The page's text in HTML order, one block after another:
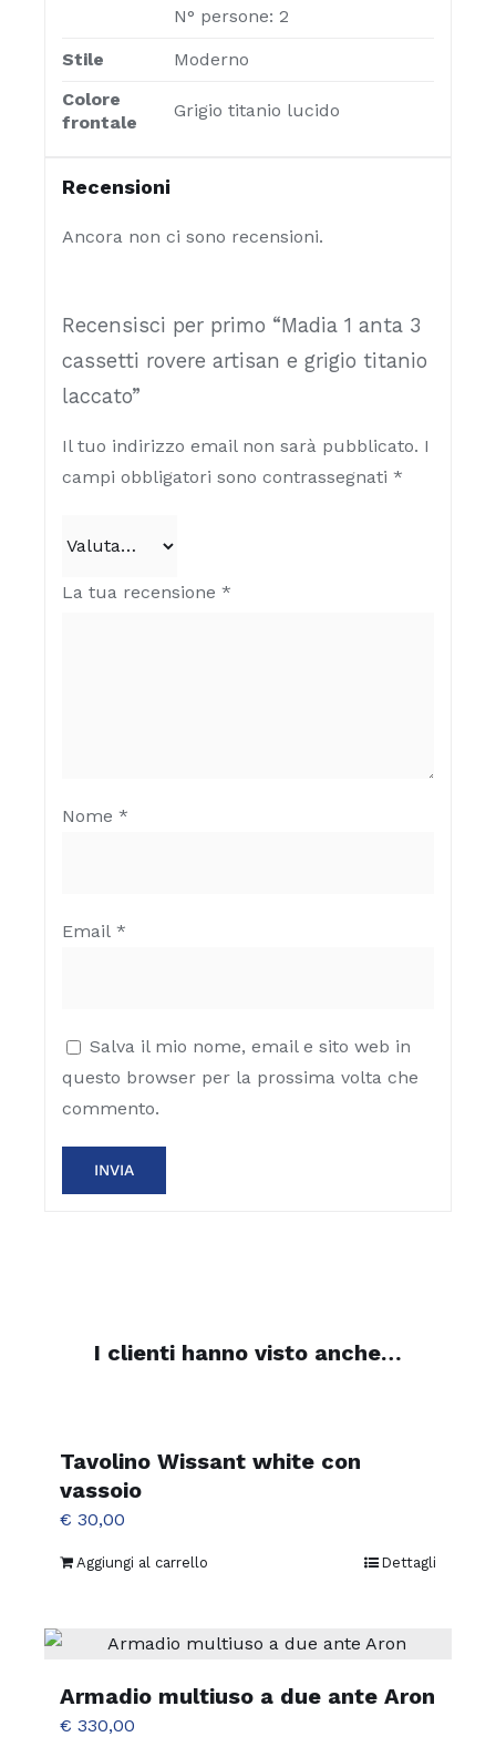
N° persone: 2
Stile
Moderno
Colore
frontale
Grigio titanio lucido
Recensioni
Ancora non ci sono recensioni.
Recensisci per primo “Madia 1 anta 3
cassetti rovere artisan e grigio titanio
laccato”
Il tuo indirizzo email non sarà pubblicato. I
campi obbligatori sono contrassegnati *
La tua recensione *
Nome *
Email *
Salva il mio nome, email e sito web in
questo browser per la prossima volta che
commento.
I clienti hanno visto anche…
Tavolino Wissant white con
vassoio
€ 30,00
Aggiungi al carrello Dettagli
Armadio multiuso a due ante Aron
€ 330,00